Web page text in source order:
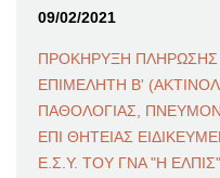
09/02/2021
ΠΡΟΚΗΡΥΞΗ
ΕΠΙΜΕΛΗΤΗ Β'
ΠΑΘΟΛΟΓΙΑΣ,
ΕΠΙ ΘΗΤΕΙΑΣ
Ε.Σ.Υ. ΤΟΥ ΓΝΑ "Η